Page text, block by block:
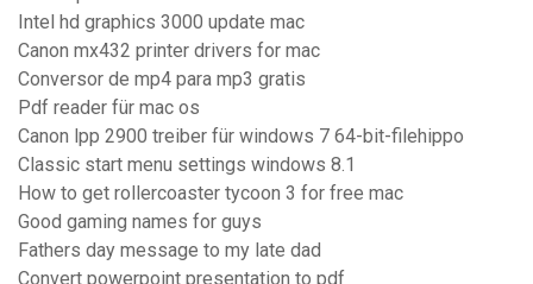
Intel hd graphics 3000 update mac
Canon mx432 printer drivers for mac
Conversor de mp4 para mp3 gratis
Pdf reader für mac os
Canon lpp 2900 treiber für windows 7 64-bit-filehippo
Classic start menu settings windows 8.1
How to get rollercoaster tycoon 3 for free mac
Good gaming names for guys
Fathers day message to my late dad
Convert powerpoint presentation to pdf